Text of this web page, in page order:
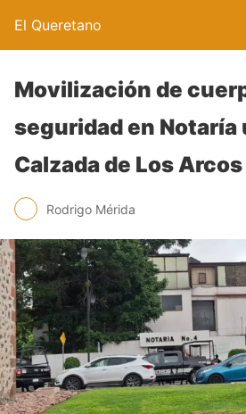
El Queretano
Movilización de
seguridad en Notaría
Calzada de Los Arcos
Rodrigo Mérida